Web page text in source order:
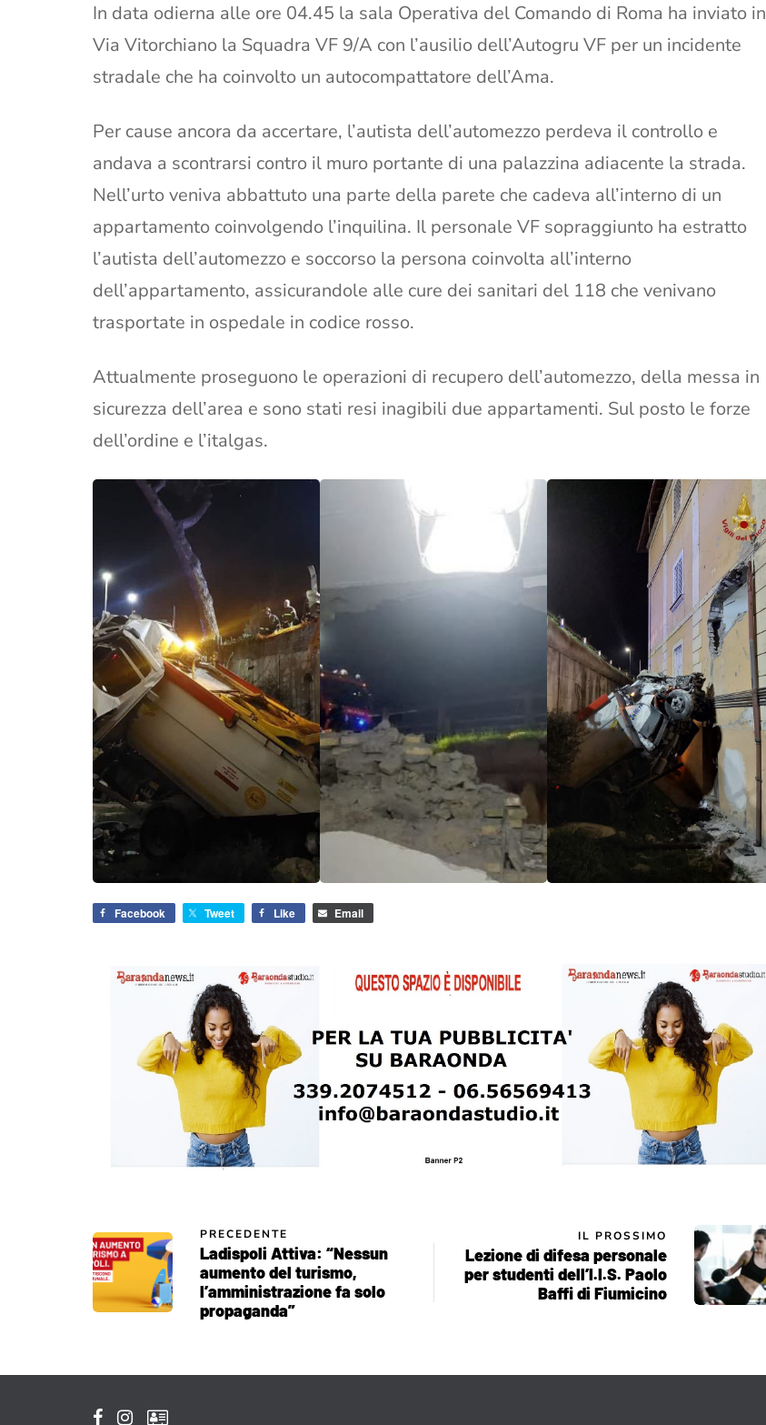
In data odierna alle ore 04.45 la sala Operativa del Comando di Roma ha inviato in
Via Vitorchiano la Squadra VF 9/A con l’ausilio dell’Autogru VF per un incidente
stradale che ha coinvolto un autocompattatore dell’Ama.
Per cause ancora da accertare, l’autista dell’automezzo perdeva il controllo e
andava a scontrarsi contro il muro portante di una palazzina adiacente la strada.
Nell’urto veniva abbattuto una parte della parete che cadeva all’interno di un
appartamento coinvolgendo l’inquilina. Il personale VF sopraggiunto ha estratto
l’autista dell’automezzo e soccorso la persona coinvolta all’interno
dell’appartamento, assicurandole alle cure dei sanitari del 118 che venivano
trasportate in ospedale in codice rosso.
Attualmente proseguono le operazioni di recupero dell’automezzo, della messa in
sicurezza dell’area e sono stati resi inagibili due appartamenti. Sul posto le forze
dell’ordine e l’italgas.
Facebook Tweet Like Email
PRECEDENTE
Ladispoli Attiva: “Nessun
aumento del turismo,
l’amministrazione fa solo
propaganda”
IL PROSSIMO
Lezione di difesa personale
per studenti dell’I.I.S. Paolo
Baffi di Fiumicino